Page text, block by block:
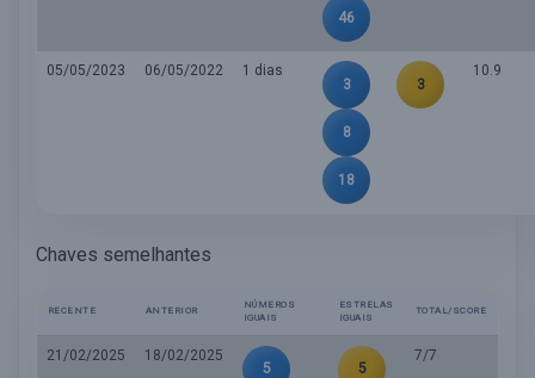
46
05/05/2023 06/05/2022
1 dias
3
8
18
3
10.9
Chaves semelhantes
RECENTE ANTERIOR
NÚMEROS
IGUAIS
ESTRELAS
IGUAIS
TOTAL/SCORE
21/02/2025
18/02/2025
5
5
7/7